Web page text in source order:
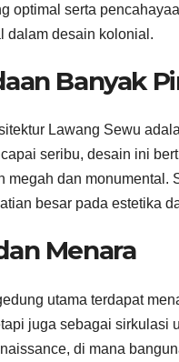
optimal serta
dalam desain kolonial.
Banyak
Lawang Sewu
seribu, desain ini
megah dan
besar pada estetika
Menara
utama terdapat
juga sebagai sirkulasi
di mana